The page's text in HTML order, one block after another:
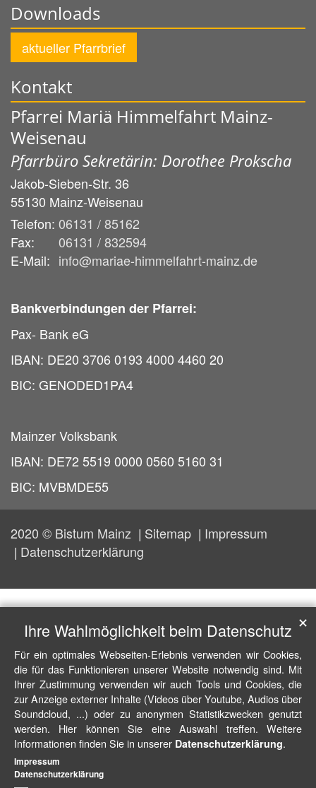
Downloads
aktueller Pfarrbrief
Kontakt
Pfarrei Mariä Himmelfahrt Mainz-
Weisenau
Pfarrbüro Sekretärin: Dorothee Prokscha
Jakob-Sieben-Str. 36
55130 Mainz-Weisenau
Telefon: 06131 / 85162
Fax:
06131 / 832594
E-Mail: info@mariae-himmelfahrt-mainz.de
Bankverbindungen der Pfarrei:
Pax- Bank eG
IBAN: DE20 3706 0193 4000 4460 20
BIC: GENODED1PA4
Mainzer Volksbank
IBAN: DE72 5519 0000 0560 5160 31
BIC: MVBMDE55
2020 © Bistum Mainz Sitemap
Impressum
Datenschutzerklärung
Ihre Wahlmöglichkeit beim Datenschutz
Für ein optimales Webseiten-Erlebnis verwenden wir Cookies,
die für das Funktionieren unserer Website notwendig sind. Mit
Ihrer Zustimmung verwenden wir auch Tools und Cookies, die
zur Anzeige externer Inhalte (Videos über Youtube, Audios über
Soundcloud, ...) oder zu anonymen Statistikzwecken genutzt
werden. Hier können Sie eine Auswahl treffen. Weitere
Informationen finden Sie in unserer Datenschutzerklärung.
✕
Impressum
Datenschutzerklärung